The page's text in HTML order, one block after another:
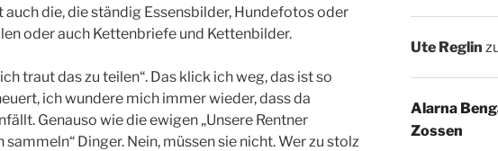
auch die, die ständig Essensbilder, Hundefotos oder
oder auch Kettenbriefe und Kettenbilder.
traut das zu teilen“. Das klick ich weg, das ist so
ich wundere mich immer wieder, dass da
Genauso wie die ewigen „Unsere Rentner
sammeln“ Dinger. Nein, müssen sie nicht. Wer zu stolz
Ute Reglin
Alarna
Zossen